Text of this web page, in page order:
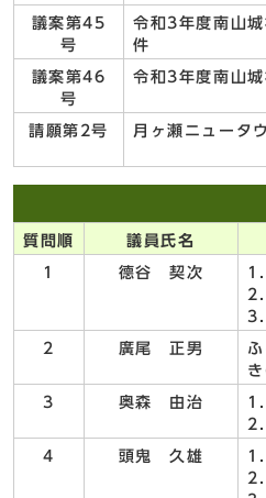
議案第45
号
令和3年度南山
件
議案第46
号
令和3年度南山
請願第2号 月ヶ瀬ニュータ
質問順 議員氏名
1 德谷 契次
1
2
3
2 廣尾 正男
3 奥森 由治
1
2
4 頭鬼 久雄
1
2